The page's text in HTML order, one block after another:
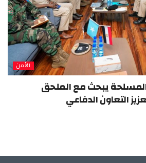
الأمن
يبحث مع الملحق
التعاون الدفاعي